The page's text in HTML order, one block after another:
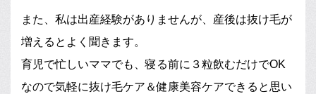
また、私は出産経験がありませんが、産後は抜け毛が
増えるとよく聞きます。
育児で忙しいママでも、寝る前に３粒飲むだけでOK
なので気軽に抜け毛ケア＆健康美容ケアできると思い